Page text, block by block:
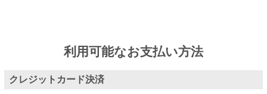
利用可能なお支払い方法
クレジットカード決済